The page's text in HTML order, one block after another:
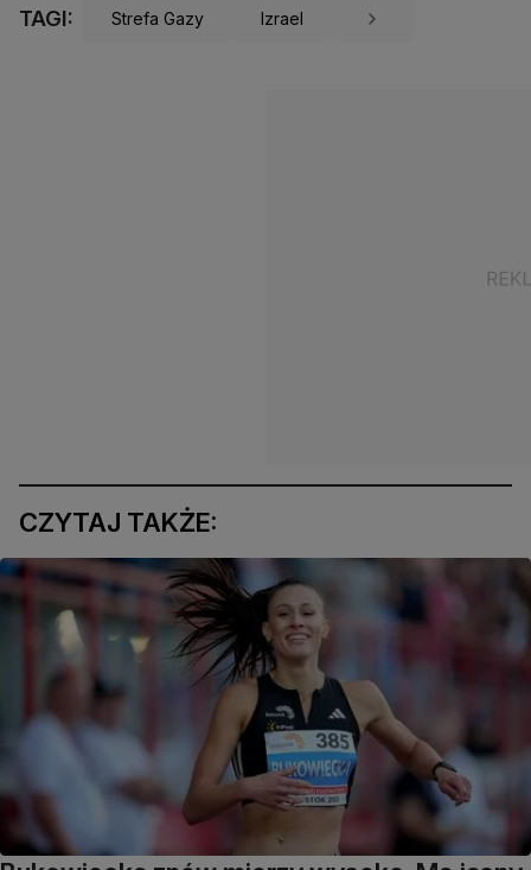
TAGI: Strefa Gazy Izrael
CZYTAJ TAKŻE: